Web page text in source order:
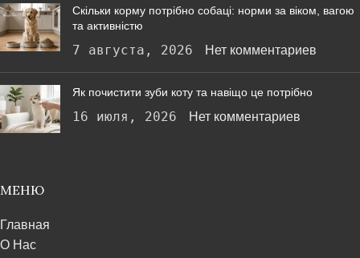
Скільки корму потрібно собаці: норми за віком, вагою
та активністю
7 августа, 2026 Нет комментариев
Як почистити зуби коту та навіщо це потрібно
16 июля, 2026 Нет комментариев
МЕНЮ
Главная
О Нас